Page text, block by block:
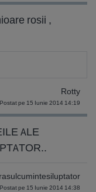
rosii ,
Rotty
Postat pe 15 Iunie 2014 14:19
ALE
Postat pe 15 Iunie 2014 14:38